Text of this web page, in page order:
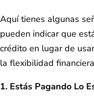
Aquí tienes algunas
pueden indicar que
crédito en lugar de
la flexibilidad
1. Estás Pagando Lo